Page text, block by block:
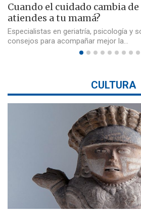
Cuando el cuidado cambia
atiendes a tu mamá?
Especialistas en geriatría, psicología y
consejos para acompañar mejor la…
CULTURA